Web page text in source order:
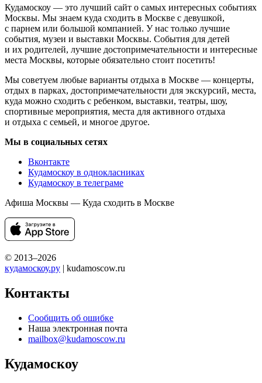
Кудамоскоу — это лучший сайт о самых интересных событиях
Москвы. Мы знаем куда сходить в Москве с девушкой,
с парнем или большой компанией. У нас только лучшие
события, музеи и выставки Москвы. События для детей
и их родителей, лучшие достопримечательности и интересные
места Москвы, которые обязательно стоит посетить!
Мы советуем любые варианты отдыха в Москве — концерты,
отдых в парках, достопримечательности для экскурсий, места,
куда можно сходить с ребенком, выставки, театры, шоу,
спортивные мероприятия, места для активного отдыха
и отдыха с семьей, и многое другое.
Мы в социальных сетях
Вконтакте
Кудамоскоу в однокласниках
Кудамоскоу в телеграме
Афиша Москвы — Куда сходить в Москве
© 2013–2026
кудамоскоу.ру | kudamoscow.ru
Контакты
Сообщить об ошибке
Наша электронная почта
mailbox@kudamoscow.ru
Кудамоскоу